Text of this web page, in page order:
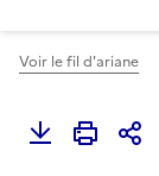
Voir le fil d'ariane